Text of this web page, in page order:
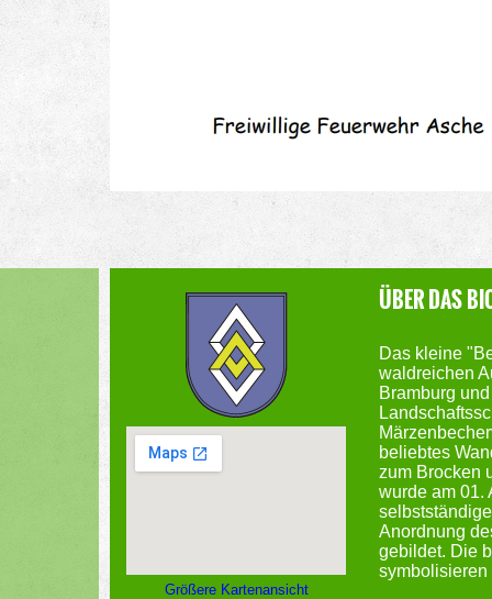
Größere Kartenansicht
ÜBER DAS
Das kleine
waldreichen
Bramburg
beliebtes
zum Brocken
wurde am 01.
Anordnung
gebildet. Die